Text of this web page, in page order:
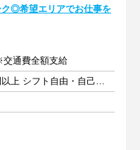
◎希望エリアでお仕事を
通費全額支給
週1日以上 1日1時間以上 シフト自由・自己申告